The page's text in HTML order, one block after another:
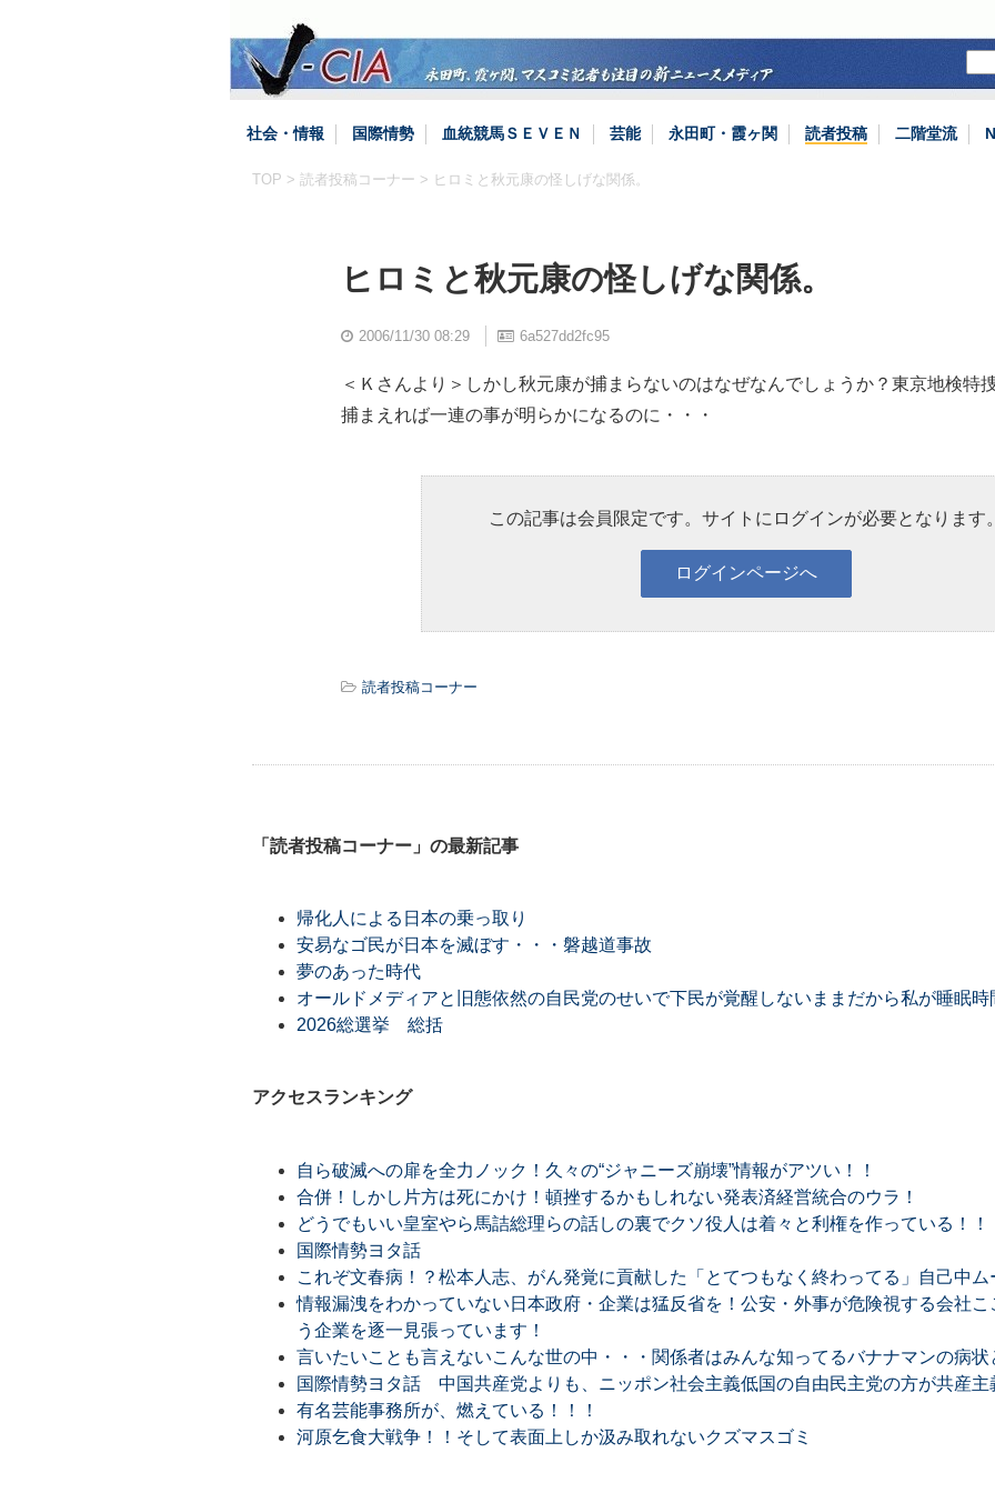
社会・情報 国際情勢 血統競馬ＳＥＶＥＮ 芸能 永田町・霞ヶ関 読者投稿 二階堂流
TOP > 読者投稿コーナー > ヒロミと秋元康の怪しげな関係。
ヒロミと秋元康の怪しげな関係。
2006/11/30 08:29 6a527dd2fc95
＜Ｋさんより＞しかし秋元康が捕まらないのはなぜなんでしょうか？東京地検特
捕まえれば一連の事が明らかになるのに・・・
この記事は会員限定です。サイトにログインが必要となります
読者投稿コーナー
「読者投稿コーナー」の最新記事
帰化人による日本の乗っ取り
安易なゴ民が日本を滅ぼす・・・磐越道事故
夢のあった時代
オールドメディアと旧態依然の自民党のせいで下民が覚醒しないままだから私が睡眠
2026総選挙 総括
アクセスランキング
自ら破滅への扉を全力ノック！久々の“ジャニーズ崩壊”情報がアツい！！
合併！しかし片方は死にかけ！頓挫するかもしれない発表済経営統合のウラ！
どうでもいい皇室やら馬詰総理らの話しの裏でクソ役人は着々と利権を作っている！！
国際情勢ヨタ話
これぞ文春病！？松本人志、がん発覚に貢献した「とてつもなく終わってる」自己中ム
情報漏洩をわかっていない日本政府・企業は猛反省を！公安・外事が危険視する会社
う企業を逐一見張っています！
言いたいことも言えないこんな世の中・・・関係者はみんな知ってるバナナマンの病状
国際情勢ヨタ話 中国共産党よりも、ニッポン社会主義低国の自由民主党の方が共産主
有名芸能事務所が、燃えている！！！
河原乞食大戦争！！そして表面上しか汲み取れないクズマスゴミ